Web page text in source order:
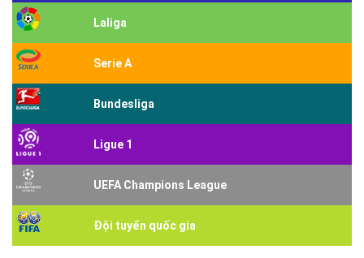
Laliga
Serie A
Bundesliga
Ligue 1
UEFA Champions League
Đội tuyển quốc gia